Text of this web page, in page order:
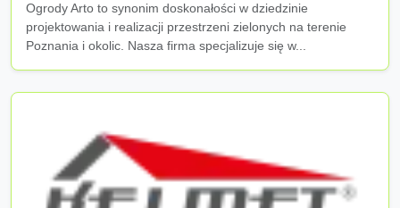
Ogrody Arto to synonim doskonałości w dziedzinie
projektowania i realizacji przestrzeni zielonych na terenie
Poznania i okolic. Nasza firma specjalizuje się w...